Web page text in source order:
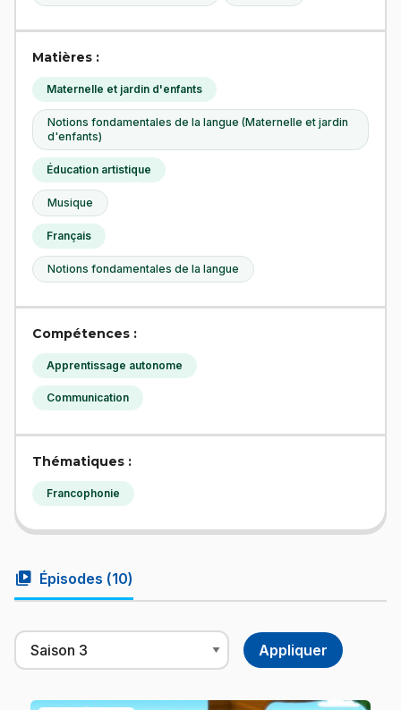
Matières :
Maternelle et jardin d'enfants
Notions fondamentales de la langue (Maternelle et jardin
d'enfants)
Éducation artistique
Musique
Français
Notions fondamentales de la langue
Compétences :
Apprentissage autonome
Communication
Thématiques :
Francophonie
video_library Épisodes (10)